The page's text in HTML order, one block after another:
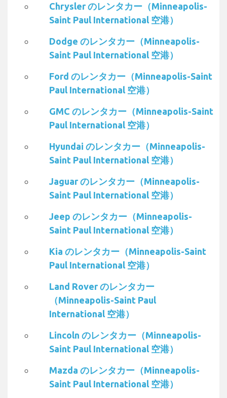
Chrysler のレンタカー（Minneapolis-
Saint Paul International 空港）
Dodge のレンタカー（Minneapolis-
Saint Paul International 空港）
Ford のレンタカー（Minneapolis-Saint
Paul International 空港）
GMC のレンタカー（Minneapolis-Saint
Paul International 空港）
Hyundai のレンタカー（Minneapolis-
Saint Paul International 空港）
Jaguar のレンタカー（Minneapolis-
Saint Paul International 空港）
Jeep のレンタカー（Minneapolis-
Saint Paul International 空港）
Kia のレンタカー（Minneapolis-Saint
Paul International 空港）
Land Rover のレンタカー
（Minneapolis-Saint Paul
International 空港）
Lincoln のレンタカー（Minneapolis-
Saint Paul International 空港）
Mazda のレンタカー（Minneapolis-
Saint Paul International 空港）